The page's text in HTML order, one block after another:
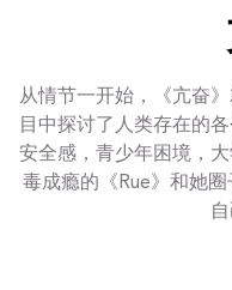
从情节一开始，《亢奋
目中探讨了人类存在的
安全感，青少年困境，
毒成瘾的《Rue》和她